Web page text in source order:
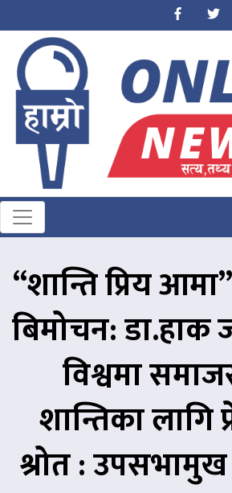
“शान्ति प्रिय
बिमोचन: डा.हाक
विश्वमा
शान्तिका लागि
श्रोत :